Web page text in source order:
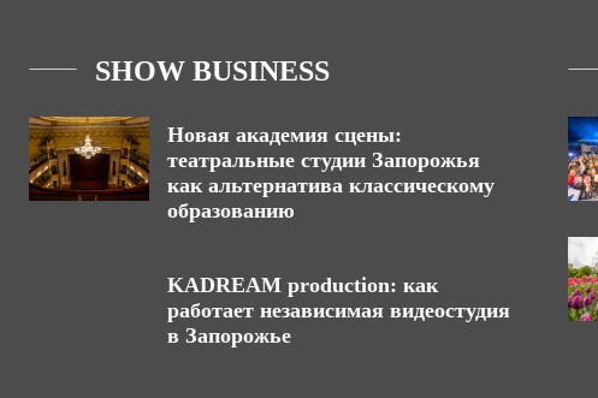
SHOW BUSINESS
Новая академия сцены:
театральные студии Запорожья
как альтернатива классическому
образованию
KADREAM production: как
работает независимая видеостудия
в Запорожье